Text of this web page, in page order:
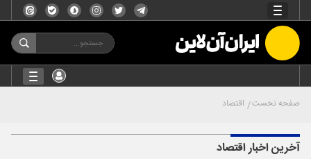
صفحه نخست اقتصاد
آخرین اخبار اقتصاد